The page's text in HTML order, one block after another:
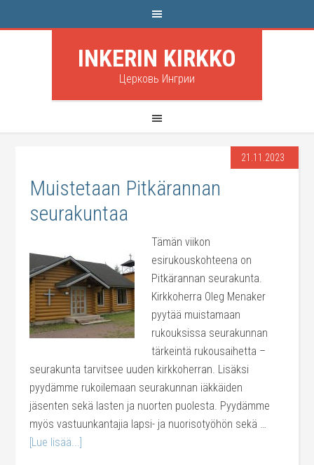
INKERIN KIRKKO
Церковь Ингрии
21.11.2023
Muistetaan Pitkärannan
seurakuntaa
Tämän viikon
esirukouskohteena on
Pitkärannan seurakunta.
Kirkkoherra Oleg Menaker
pyytää muistamaan
rukouksissa seurakunnan
tärkeintä rukousaihetta –
seurakunta tarvitsee uuden kirkkoherran. Lisäksi
pyydämme rukoilemaan seurakunnan iäkkäiden
jäsenten sekä lasten ja nuorten puolesta. Pyydämme
myös vastuunkantajia lapsi- ja nuorisotyöhön sekä …
[Lue lisää...]